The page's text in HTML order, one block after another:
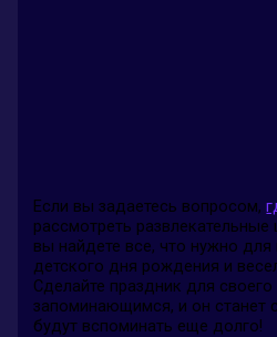
Если вы задаетесь вопросом,
рассмотреть
вы найдете все, что нужно
детского дня рождения и
Сделайте праздник для
запоминающимся, и он станет
будут вспоминать еще долго!